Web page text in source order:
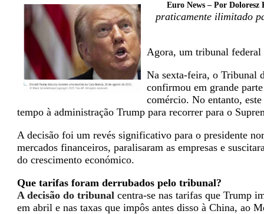
Euro News – Por
praticamente ilimitado
Agora, um tribunal federal
Na sexta-feira, o Tribunal
confirmou em grande
comércio. No entanto,
tempo à administração Trump para recorrer para o
A decisão foi um revés significativo para o presidente
mercados financeiros, paralisaram as empresas e
do crescimento económico.
Que tarifas foram derrubados pelo tribunal?
A decisão do tribunal centra-se nas tarifas que Trump
em abril e nas taxas que impôs antes disso à China, ao